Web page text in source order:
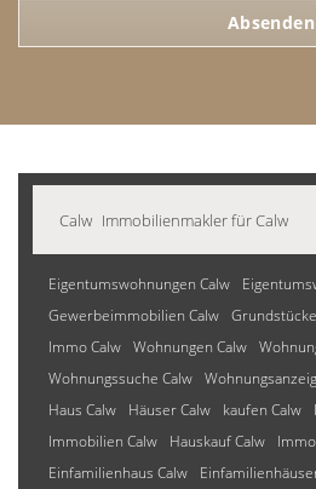
Absenden
Calw Immobilienmakler für Calw
Eigentumswohnungen Calw
Gewerbeimmobilien Calw
Immo Calw Wohnungen Calw
Wohnungssuche Calw
Haus Calw
Häuser Calw kaufen Calw
Immobilien Calw
Hauskauf Calw
Einfamilienhaus Calw